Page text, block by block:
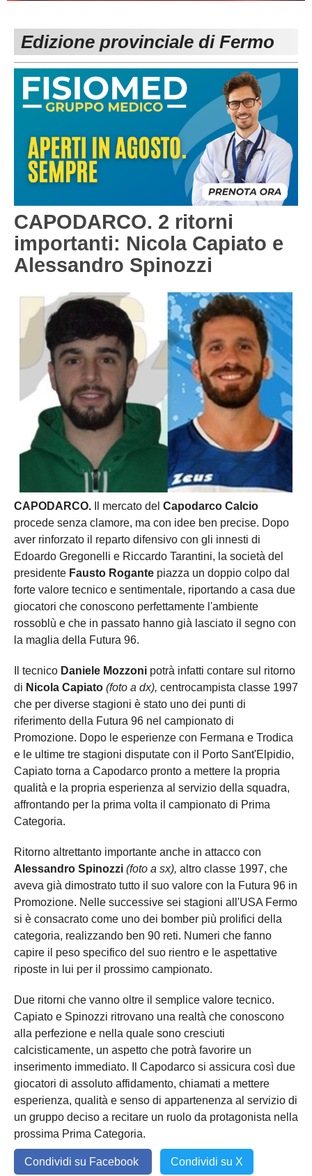
Carica la tua Rosa
1^ CATEGORIA
2^ CATEGORIA
3^ CATEGORIA
Edizione provinciale di Fermo
CAPODARCO. 2 ritorni
importanti: Nicola Capiato e
Alessandro Spinozzi
CAPODARCO. Il mercato del Capodarco Calcio
procede senza clamore, ma con idee ben precise. Dopo
aver rinforzato il reparto difensivo con gli innesti di
Edoardo Gregonelli e Riccardo Tarantini, la società del
presidente Fausto Rogante piazza un doppio colpo dal
forte valore tecnico e sentimentale, riportando a casa due
giocatori che conoscono perfettamente l'ambiente
rossoblù e che in passato hanno già lasciato il segno con
la maglia della Futura 96.
Il tecnico Daniele Mozzoni potrà infatti contare sul ritorno
di Nicola Capiato (foto a dx), centrocampista classe 1997
che per diverse stagioni è stato uno dei punti di
riferimento della Futura 96 nel campionato di
Promozione. Dopo le esperienze con Fermana e Trodica
e le ultime tre stagioni disputate con il Porto Sant'Elpidio,
Capiato torna a Capodarco pronto a mettere la propria
qualità e la propria esperienza al servizio della squadra,
affrontando per la prima volta il campionato di Prima
Categoria.
Ritorno altrettanto importante anche in attacco con
Alessandro Spinozzi (foto a sx), altro classe 1997, che
aveva già dimostrato tutto il suo valore con la Futura 96 in
Promozione. Nelle successive sei stagioni all'USA Fermo
si è consacrato come uno dei bomber più prolifici della
categoria, realizzando ben 90 reti. Numeri che fanno
capire il peso specifico del suo rientro e le aspettative
riposte in lui per il prossimo campionato.
Due ritorni che vanno oltre il semplice valore tecnico.
Capiato e Spinozzi ritrovano una realtà che conoscono
alla perfezione e nella quale sono cresciuti
calcisticamente, un aspetto che potrà favorire un
inserimento immediato. Il Capodarco si assicura così due
giocatori di assoluto affidamento, chiamati a mettere
esperienza, qualità e senso di appartenenza al servizio di
un gruppo deciso a recitare un ruolo da protagonista nella
prossima Prima Categoria.
Condividi su Facebook Condividi su X